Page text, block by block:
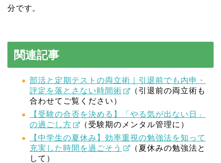
分です。
関連記事
部活と定期テストの両立術｜引退前でも内申・
評定を落とさない時間術
（引退前の両立術も
合わせてご覧ください）
【受験の合否を決める】「やる気が出ない日」
の過ごし方
（受験期のメンタル管理に）
【中学生の夏休み】効率重視の勉強法を知って
充実した時間を過ごそう
（夏休みの勉強法と
して）